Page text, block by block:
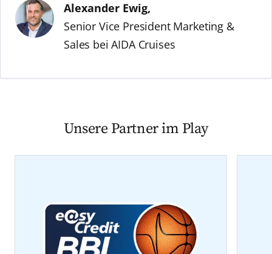
Alexander Ewig,
Senior Vice President Marketing &
Sales bei AIDA Cruises
Unsere Partner im Play